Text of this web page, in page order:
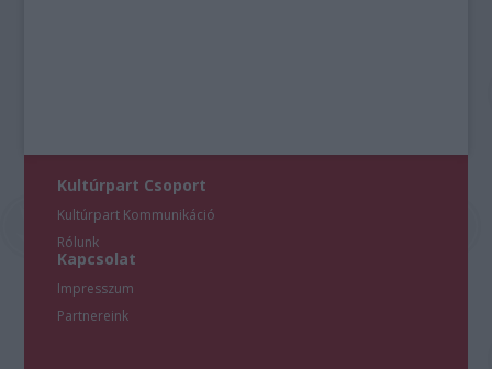
Kultúrpart Csoport
Kultúrpart Kommunikáció
Rólunk
Kapcsolat
Impresszum
Partnereink